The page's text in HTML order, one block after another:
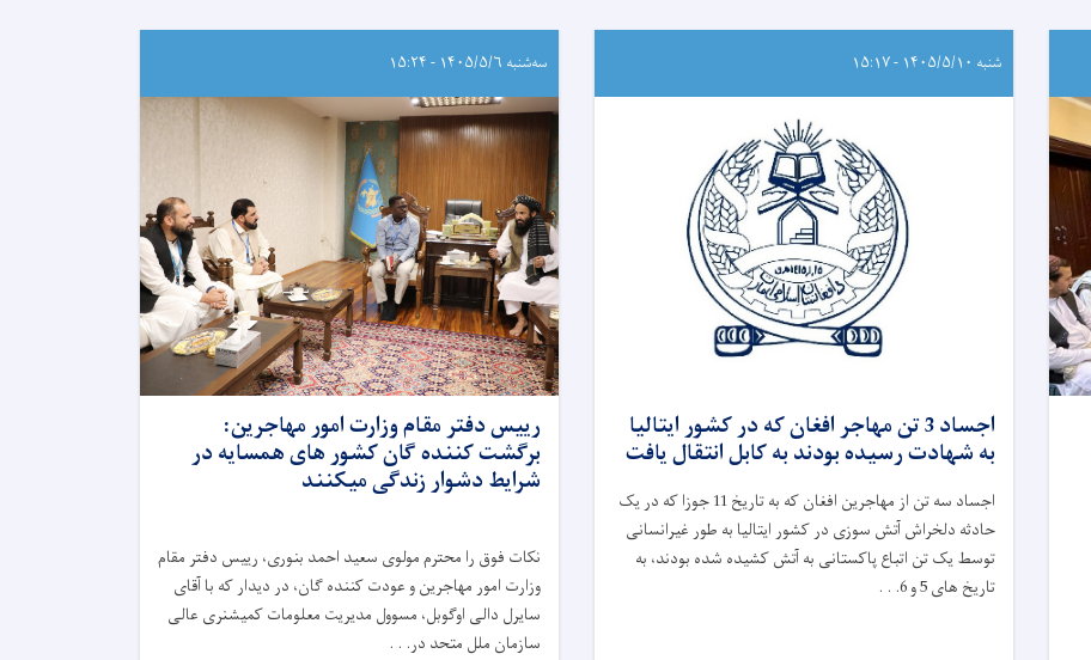
شنبه ۱۴۰۵/۵/۱۰ - ۱۵:۱۷
اجساد 3 تن مهاجر افغان که در کشور ایتالیا
به شهادت رسیده بودند به کابل انتقال یافت
اجساد سه تن از مهاجرین افغان که به تاریخ 11 جوزا که در یک
حادثه دلخراش آتش‌ سوزی در کشور ایتالیا به طور غیرانسانی
توسط یک تن اتباع پاکستانی به آتش کشیده شده بودند، به
تاریخ های 5 و 6. . .
سه‌شنبه ۱۴۰۵/۵/۶ - ۱۵:۲۴
رییس دفتر مقام وزارت امور مهاجرین:
برگشت کننده گان کشور های همسایه در
شرایط دشوار زندگی میکنند
نکات فوق را محترم مولوی سعید احمد بنوری، رییس دفتر مقام
وزارت امور مهاجرین و عودت کننده گان، در دیدار که با آقای
سایرل دالی اوگوبل، مسوول مدیریت معلومات کمیشنری عالی
سازمان ملل متحد در. . .